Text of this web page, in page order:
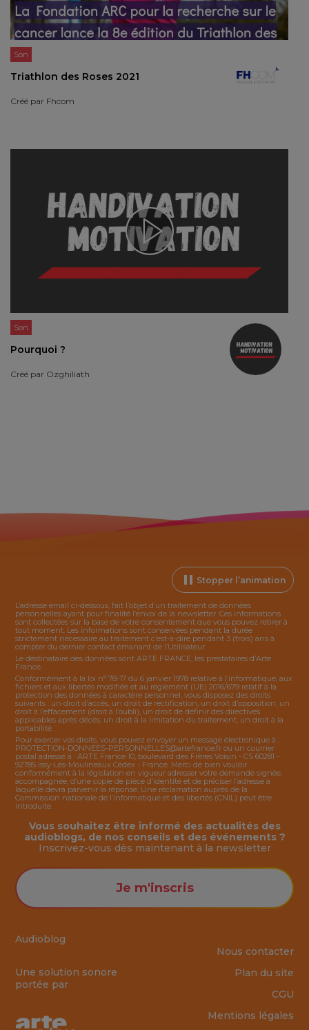
Son
Triathlon des Roses 2021
Créé par Fhcom
Son
Pourquoi ?
Créé par Ozghiliath
Stopper l’animation
L’adresse email ci-dessous, fait l’objet d’un traitement de données
personnelles ayant pour finalité l’envoi de la newsletter. Ces informations
sont collectées sur la base de votre consentement que vous pouvez retirer à
tout moment. Les informations sont conservées pendant la durée
strictement nécessaire au traitement c’est-à-dire pendant 3 (trois) ans à
compter du dernier contact émanant de l’Utilisateur.
Le destinataire des données sont ARTE FRANCE, les prestataires d’Arte
France.
Conformément à la loi n° 78-17 du 6 janvier 1978 relative à l’informatique, aux
fichiers et aux libertés modifiée et au règlement (UE) 2016/679 relatif à la
protection des données à caractère personnel, vous disposez des droits
suivants : un droit d’accès, un droit de rectification, un droit d’opposition, un
droit à l’effacement (droit à l’oubli), un droit de définir des directives
applicables après décès, un droit à la limitation du traitement, un droit à la
portabilité.
Pour exercer vos droits, vous pouvez envoyer un message électronique à :
PROTECTION-DONNEES-PERSONNELLES@artefrance.fr ou un courrier
postal adressé à : ARTE France 10, boulevard des Frères Voisin - CS 60281 -
92785 Issy-Les-Moulineaux Cedex - France. Merci de bien vouloir
conformément à la législation en vigueur adresser votre demande signée,
accompagnée, d’une copie de pièce d’identité et de préciser l’adresse à
laquelle devra parvenir la réponse. Une réclamation auprès de la
Commission nationale de l’Informatique et des libertés (CNIL) peut être
introduite.
Audioblog
Une solution sonore
portée par
Vous souhaitez être informé des actualités des
audioblogs, de nos conseils et des événements ?
Inscrivez-vous dès maintenant à la newsletter
Je m'inscris
Nous contacter
Plan du site
CGU
Mentions légales